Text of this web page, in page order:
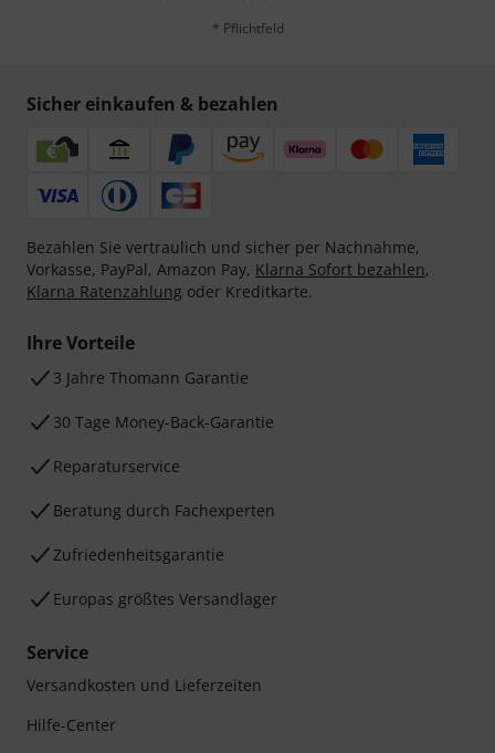
* Pflichtfeld
Sicher einkaufen & bezahlen
Bezahlen Sie vertraulich und sicher per Nachnahme,
Vorkasse, PayPal, Amazon Pay, Klarna Sofort bezahlen,
Klarna Ratenzahlung oder Kreditkarte.
Ihre Vorteile
3 Jahre Thomann Garantie
30 Tage Money-Back-Garantie
Reparaturservice
Beratung durch Fachexperten
Zufriedenheitsgarantie
Europas größtes Versandlager
Service
Versandkosten und Lieferzeiten
Hilfe-Center